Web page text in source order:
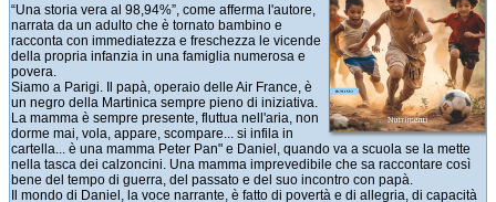
“Una storia vera al 98,94%”, come afferma l'autore,
narrata da un adulto che è tornato bambino e
racconta con immediatezza e freschezza le vicende
della propria infanzia in una famiglia numerosa e
povera.
Siamo a Parigi. Il papà, operaio delle Air France, è
un negro della Martinica sempre pieno di iniziativa.
La mamma è sempre presente, fluttua nell'aria, non
dorme mai, vola, appare, scompare... si infila in
cartella... è una mamma Peter Pan" e Daniel, quando va a scuola se la mette
nella tasca dei calzoncini. Una mamma imprevedibile che sa raccontare così
bene del tempo di guerra, del passato e del suo incontro con papà.
Il mondo di Daniel, la voce narrante, è fatto di povertà e di allegria, di capacità